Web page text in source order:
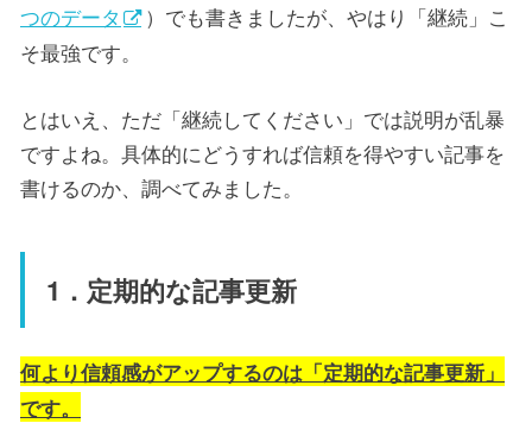
つのデータ
）でも書きましたが、やはり「継続」こ
そ最強です。
とはいえ、ただ「継続してください」では説明が乱暴
ですよね。具体的にどうすれば信頼を得やすい記事を
書けるのか、調べてみました。
1．定期的な記事更新
何より信頼感がアップするのは「定期的な記事更新」
です。